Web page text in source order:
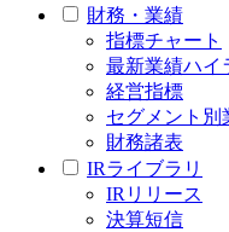
財務・業績
指標チャート
最新業績ハイ
経営指標
セグメント別
財務諸表
IRライブラリ
IRリリース
決算短信